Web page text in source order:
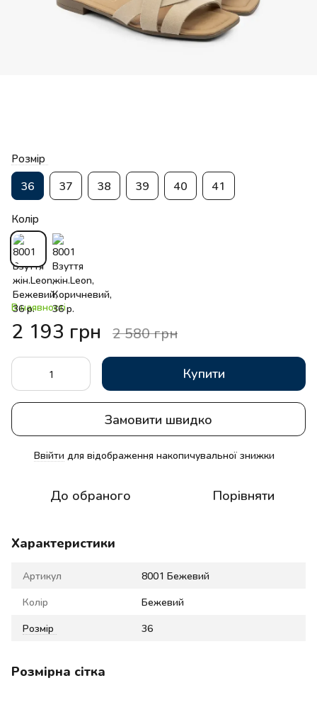
Розмір
36 37 38 39 40 41
Колір
В наявності
2 193 грн 2 580 грн
Купити
Замовити швидко
Ввійти для відображення накопичувальної знижки
До обраного Порівняти
Характеристики
Артикул 8001 Бежевий
Колір Бежевий
Розмір 36
Розмірна сітка